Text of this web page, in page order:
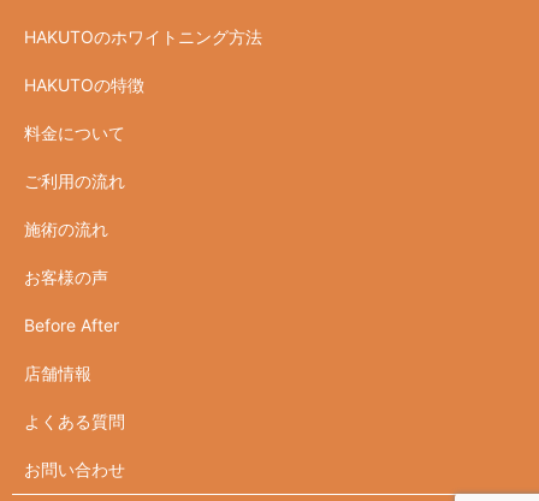
HAKUTOのホワイトニング方法
HAKUTOの特徴
料金について
ご利用の流れ
施術の流れ
お客様の声
Before After
店舗情報
よくある質問
お問い合わせ